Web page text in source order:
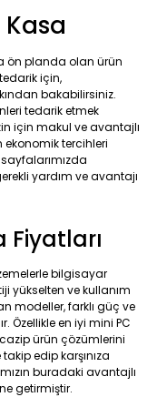
Kasa
ön planda olan ürün
için,
bakabilirsiniz.
tedarik etmek
için makul ve avantajlı
ekonomik tercihleri
yardım ve avantajı
Fiyatları
bilgisayar
yükselten ve kullanım
modeller, farklı güç ve
Özellikle en iyi mini PC
ürün çözümlerini
edip karşınıza
buradaki avantajlı
getirmiştir.